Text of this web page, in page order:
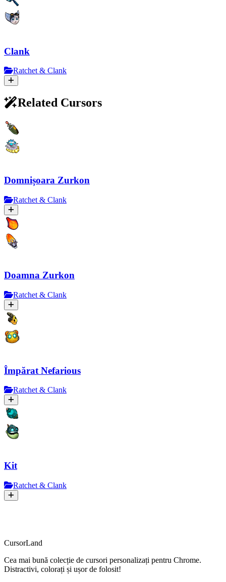
Clank
Ratchet & Clank
Related Cursors
Domnișoara Zurkon
Ratchet & Clank
Doamna Zurkon
Ratchet & Clank
Împărat Nefarious
Ratchet & Clank
Kit
Ratchet & Clank
CursorLand
Cea mai bună colecție de cursori personalizați pentru Chrome.
Distractivi, colorați și ușor de folosit!